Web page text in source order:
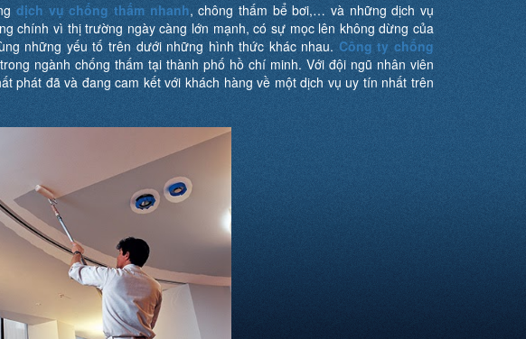
dịch vụ chống thấm nhanh, chông thấm bể bơi,… và những dịch vụ
chính vì thị trường ngày càng lớn mạnh, có sự mọc lên không dừng của
những yếu tố trên dưới những hình thức khác nhau. Công ty chống
ngành chống thấm tại thành phố hồ chí minh. Với đội ngũ nhân viên
phát đã và đang cam kết với khách hàng về một dịch vụ uy tín nhất trên